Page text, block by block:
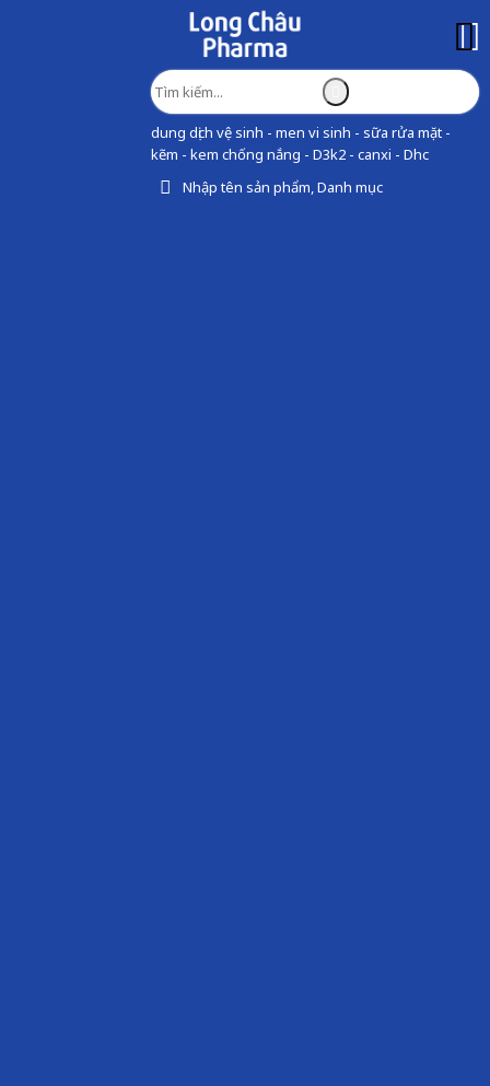
dung dịch vệ sinh - men vi sinh - sữa rửa mặt -
kẽm - kem chống nắng - D3k2 - canxi - Dhc
Nhập tên sản phẩm, Danh mục